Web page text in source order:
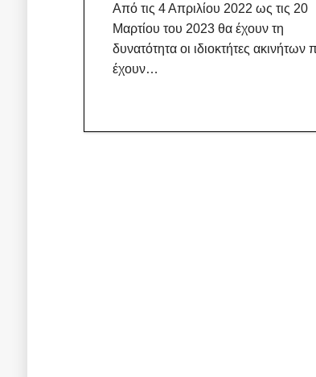
Από τις 4 Απριλίου 2022 ως τις 20
Μαρτίου του 2023 θα έχουν τη
δυνατότητα οι ιδιοκτήτες ακινήτων
έχουν…